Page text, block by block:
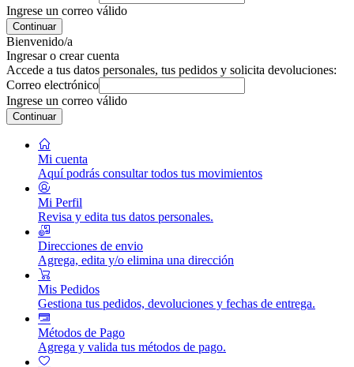
Ingrese un correo válido
Continuar
Bienvenido/a
Ingresar o crear cuenta
Accede a tus datos personales, tus pedidos y solicita devoluciones:
Correo electrónico
Ingrese un correo válido
Continuar
Mi cuenta
Aquí podrás consultar todos tus movimientos
Mi Perfil
Revisa y edita tus datos personales.
Direcciones de envio
Agrega, edita y/o elimina una dirección
Mis Pedidos
Gestiona tus pedidos, devoluciones y fechas de entrega.
Métodos de Pago
Agrega y valida tus métodos de pago.